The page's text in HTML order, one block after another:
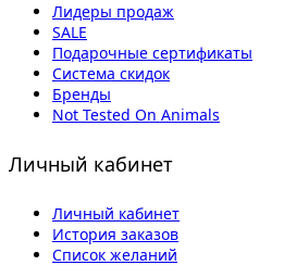
Лидеры продаж
SALE
Подарочные сертификаты
Система скидок
Бренды
Not Tested On Animals
Личный кабинет
Личный кабинет
История заказов
Список желаний